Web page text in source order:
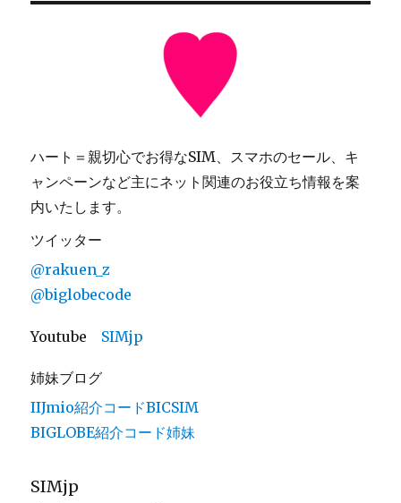
ハート＝親切心でお得なSIM、スマホのセール、キ
ャンペーンなど主にネット関連のお役立ち情報を案
内いたします。
ツイッター
@rakuen_z
@biglobecode
Youtube SIMjp
姉妹ブログ
IIJmio紹介コードBICSIM
BIGLOBE紹介コード姉妹
SIMjp